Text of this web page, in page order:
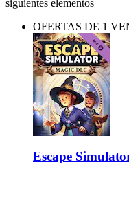
siguientes elementos
OFERTAS DE 1
Escape